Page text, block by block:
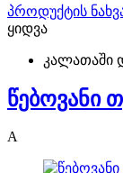
პროდუქტის
ყიდვა
კალათაში
წებოვანი
A